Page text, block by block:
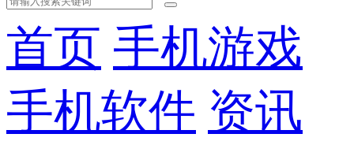
首页 手机游戏
手机软件 资讯